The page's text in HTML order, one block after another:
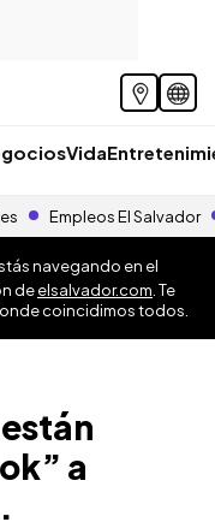
Vida
Empleos El Salvador
navegando en el
deelsalvador.com . Te
coincidimos todos.
a